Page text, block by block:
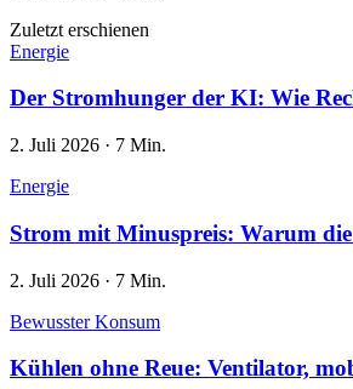
Zuletzt erschienen
Energie
Der Stromhunger der KI: Wie
2. Juli 2026 · 7 Min.
Energie
Strom mit Minuspreis: Warum die
2. Juli 2026 · 7 Min.
Bewusster Konsum
Kühlen ohne Reue: Ventilator,